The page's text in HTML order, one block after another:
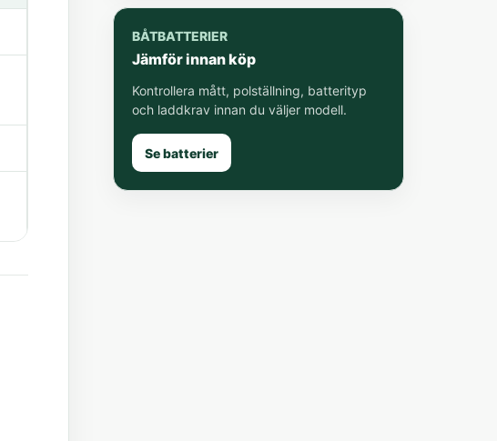
BÅTBATTERIER
Jämför innan köp
Kontrollera mått, polställning, batterityp
och laddkrav innan du väljer modell.
Se batterier